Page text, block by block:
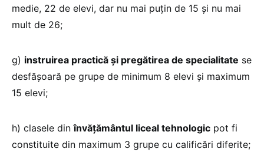
medie, 22 de elevi, dar nu mai puțin de 15 și nu mai
mult de 26;
g) instruirea practică și pregătirea de specialitate se
desfășoară pe grupe de minimum 8 elevi și maximum
15 elevi;
h) clasele dinînvățământul liceal tehnologic pot fi
constituite din maximum 3 grupe cu calificări diferite;